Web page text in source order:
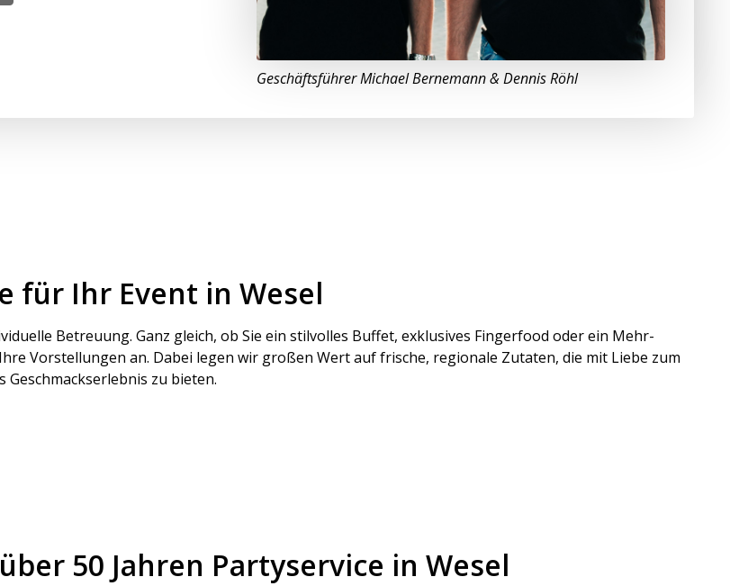
Geschäftsführer Michael Bernemann & Dennis Röhl
für Ihr Event in Wesel
Betreuung. Ganz gleich, ob Sie ein stilvolles Buffet, exklusives Fingerfood oder ein Mehr-
Vorstellungen an. Dabei legen wir großen Wert auf frische, regionale Zutaten, die mit Liebe zum
zu bieten.
50 Jahren Partyservice in Wesel